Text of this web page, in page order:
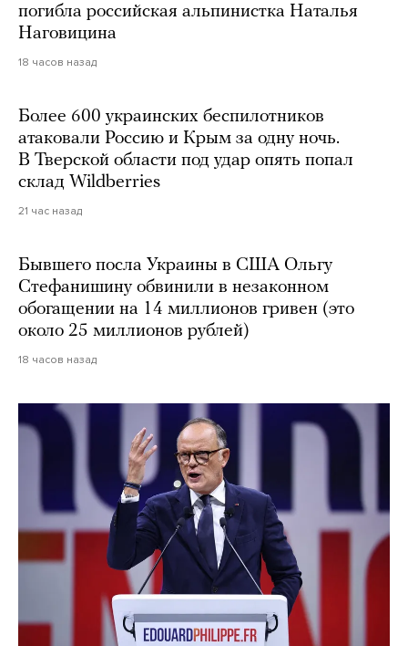
погибла российская альпинистка Наталья
Наговицина
18 часов назад
Более 600 украинских беспилотников
атаковали Россию и Крым за одну ночь.
В Тверской области под удар опять попал
склад Wildberries
21 час назад
Бывшего посла Украины в США Ольгу
Стефанишину обвинили в незаконном
обогащении на 14 миллионов гривен (это
около 25 миллионов рублей)
18 часов назад